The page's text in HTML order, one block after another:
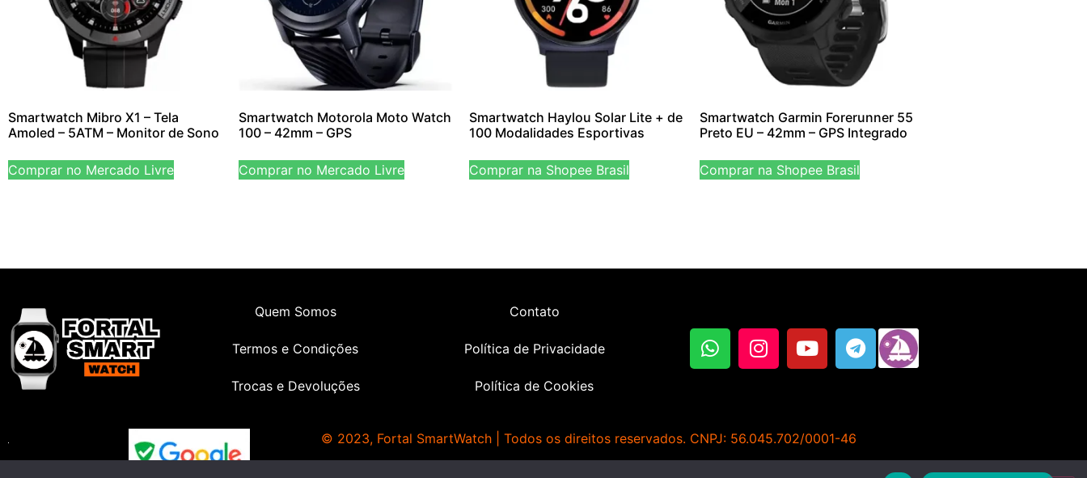
Smartwatch Mibro X1 – Tela
Amoled – 5ATM – Monitor de Sono
Comprar no Mercado Livre
Smartwatch Motorola Moto Watch
100 – 42mm – GPS
Comprar no Mercado Livre
Smartwatch Haylou Solar Lite + de
100 Modalidades Esportivas
Comprar na Shopee Brasil
Smartwatch Garmin Forerunner 55
Preto EU – 42mm – GPS Integrado
Comprar na Shopee Brasil
Quem Somos
Termos e Condições
Trocas e Devoluções
Contato
Política de Privacidade
Política de Cookies
© 2023, Fortal SmartWatch | Todos os direitos reservados. CNPJ: 56.045.702/0001-46